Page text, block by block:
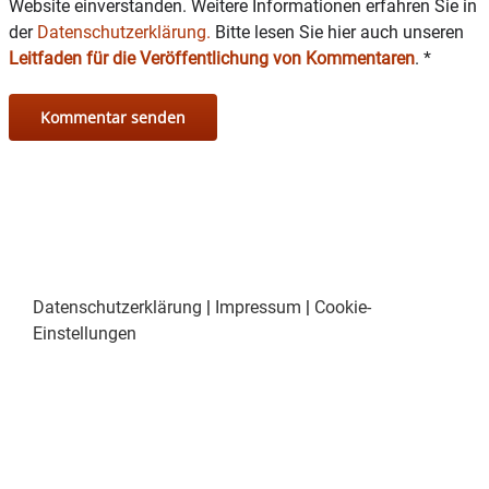
Website einverstanden. Weitere Informationen erfahren Sie in
der Datenschutzerklärung. Bitte lesen Sie hier auch unseren
Leitfaden für die Veröffentlichung von Kommentaren. *
Datenschutzerklärung | Impressum | Cookie-
Einstellungen